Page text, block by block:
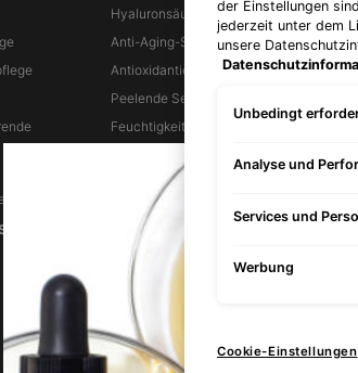
Hyaluronsäure Seren
Anti-Aging-Seren
Antioxidantien
Peelende Seren
Feuchtigkeitsspendende Seren
ÜBER SKINCEUTICALS
Über Uns
Unsere Geschichte
Unser Gründer Dr. Sheldon
Pinnell
Unsere Wissenschaft
der Einstellungen
jederzeit unter dem
unsere
Unbedingt
Analyse und
Services und
Werbung
Cookie-Einstellungen